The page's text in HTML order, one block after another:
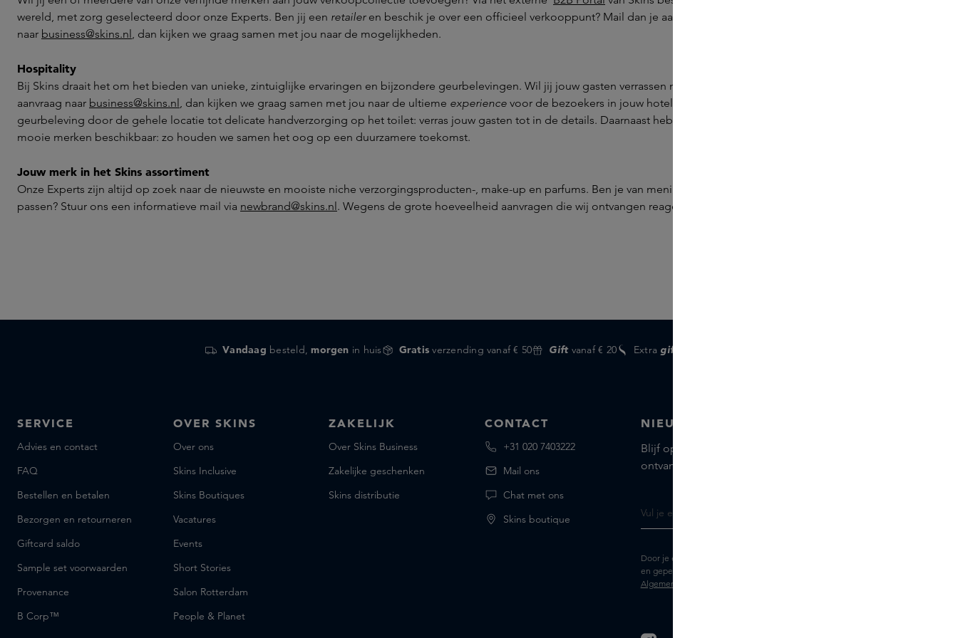
wereld, met zorg geselecteerd door onze Experts. Ben jij een retaileren beschik je over een officieel verkooppunt? Mail dan je aanvraag van de door jou gewenste merken
naar business@skins.nl, dan kijken we graag samen met jou naar de mogelijkheden.
Hospitality
Bij Skins draait het om het bieden van unieke, zintuiglijke ervaringen en bijzondere geurbelevingen. Wil jij jouw gasten verrassen met de verfijnde producten van Skins? Mail jouw
aanvraag naar business@skins.nl, dan kijken we graag samen met jou naar de ultieme experience voor de bezoekers in jouw hotel, restaurant of werkplek. Van een memorabele
geurbeleving door de gehele locatie tot delicate handverzorging op het toilet: verras jouw gasten tot in de details. Daarnaast hebben we hervulbare flacons van een selectief aantal
mooie merken beschikbaar: zo houden we samen het oog op een duurzamere toekomst.
Jouw merk in het Skins assortiment
Onze Experts zijn altijd op zoek naar de nieuwste en mooiste niche verzorgingsproducten-, make-up en parfums. Ben je van mening dat jouw producten bij het Skins portfolio
passen? Stuur ons een informatieve mail via newbrand@skins.nl. Wegens de grote hoeveelheid aanvragen die wij ontvangen reageren we enkel bij interesse.
Vandaag besteld,morgen in huis Gratis verzending vanaf € 50 Giftvanaf € 20 Extra gifts
SERVICE
Advies en contact
FAQ
Bestellen en betalen
Bezorgen en retourneren
Giftcard saldo
Sample set voorwaarden
Provenance
B Corp™
OVER SKINS
Over ons
Skins Inclusive
Skins Boutiques
Vacatures
Events
Short Stories
Salon Rotterdam
People & Planet
ZAKELIJK
Over Skins Business
Zakelijke geschenken
Skins distributie
CONTACT
+31 020 7403222
Mail ons
Chat met ons
Skins boutique
NIEUWSBRIEF
Blijf op de hoogte van de nieuwste merken en producten,
ontvang tips van onze Skins Experts.
Door je e-mailadres in te vullen geef je toestemming om de Skins nieuwsbrief
en gepersonaliseerde marketingberichten via e-mail te ontvangen. Bekijk de
Algemene voorwaarden